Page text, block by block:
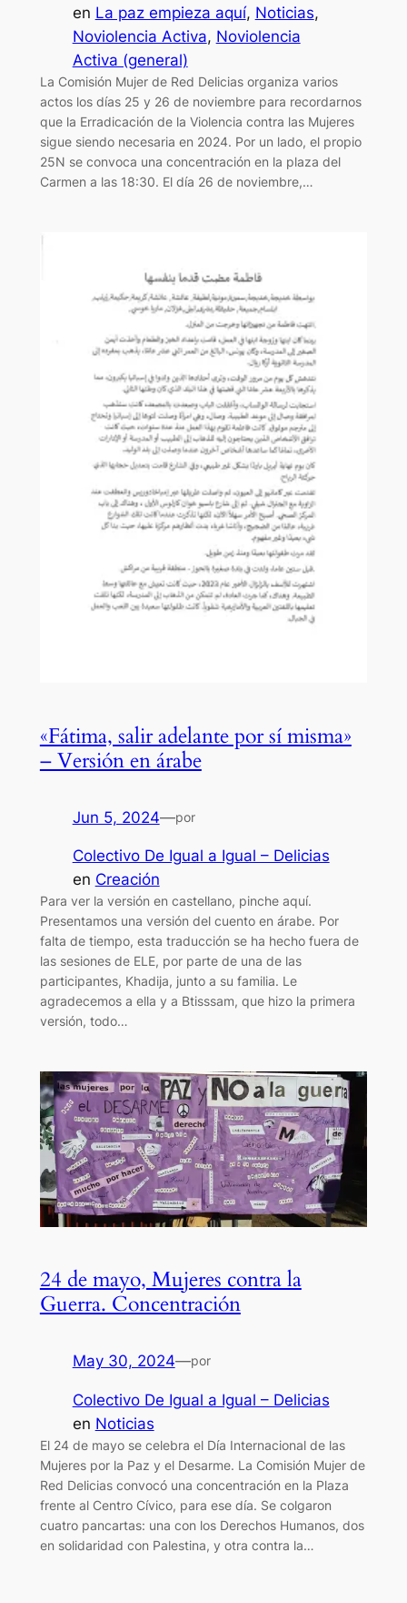
en La paz empieza aquí, Noticias
Noviolencia Activa, Noviolencia
Activa (general)
La Comisión Mujer de Red Delicias organiza varios
actos los días 25 y 26 de noviembre para recordarnos
que la Erradicación de la Violencia contra las Mujeres
sigue siendo necesaria en 2024. Por un lado, el propio
25N se convoca una concentración en la plaza del
Carmen a las 18:30. El día 26 de noviembre,…
«Fátima, salir adelante por sí misma»
– Versión en árabe
Jun 5, 2024—por
Colectivo De Igual a Igual – Delicias
en Creación
Para ver la versión en castellano, pinche aquí.
Presentamos una versión del cuento en árabe. Por
falta de tiempo, esta traducción se ha hecho fuera de
las sesiones de ELE, por parte de una de las
participantes, Khadija, junto a su familia. Le
agradecemos a ella y a Btisssam, que hizo la primera
versión, todo…
24 de mayo, Mujeres contra la
Guerra. Concentración
May 30, 2024—por
Colectivo De Igual a Igual – Delicias
en Noticias
El 24 de mayo se celebra el Día Internacional de las
Mujeres por la Paz y el Desarme. La Comisión Mujer de
Red Delicias convocó una concentración en la Plaza
frente al Centro Cívico, para ese día. Se colgaron
cuatro pancartas: una con los Derechos Humanos, dos
en solidaridad con Palestina, y otra contra la…